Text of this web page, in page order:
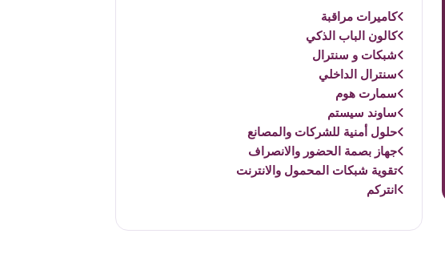
كاميرات مراقبة
كالون الباب الذكي
شبكات و سنترال
سنترال الداخلي
سمارت هوم
ساوند سيستم
حلول أمنية للشركات والمصانع
جهاز بصمة الحضور والانصراف
تقوية شبكات المحمول والانترنت
انتركم